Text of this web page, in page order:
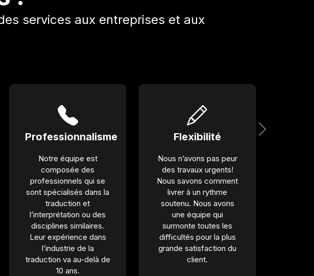
Next
services aux entreprises et aux
Professionnalisme
Notre équipe est
composée des
professionnels qui se
sont spécialisés dans la
traduction et
l’interprétation ou des
disciplines similaires.
Leur expérience dans
l’industrie de la
traduction va au-delà de
10 ans.
Flexibilité
Nous n’avons pas peur
des travaux urgents!
Nous savons comment
livrer à un rythme
soutenu. Nous avons
une équipe qui
surmonte toutes les
difficultés pour la plus
grande satisfaction du
client.